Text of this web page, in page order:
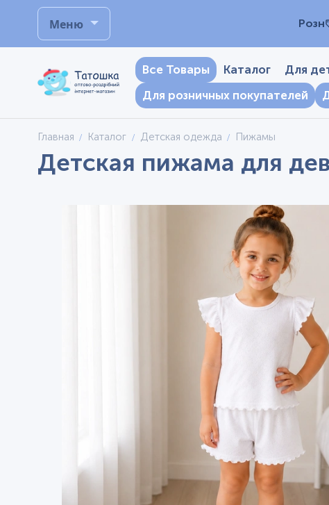
Меню Розн
Все Товары Каталог Для
Для розничных покупателей
Главная Каталог Детская одежда Пижамы
Детская пижама для